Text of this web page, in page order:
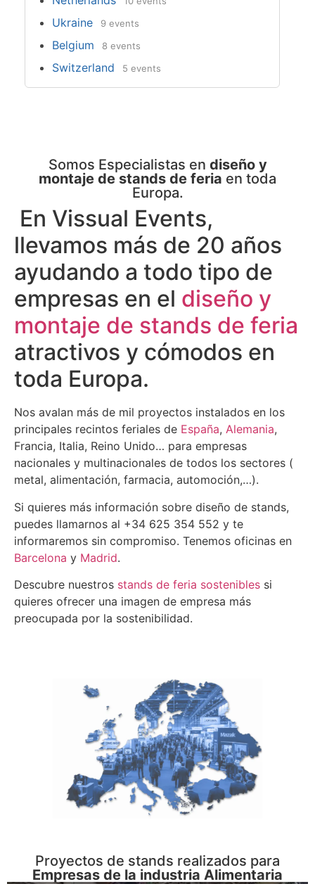
Ukraine 9 events
Belgium 8 events
Switzerland 5 events
Somos Especialistas en diseño y
montaje de stands de feria en toda
Europa.
En Vissual Events,
llevamos más de 20 años
ayudando a todo tipo de
empresas en el diseño y
montaje de stands de feria
atractivos y cómodos en
toda Europa.
Nos avalan más de mil proyectos instalados en los
principales recintos feriales de España, Alemania,
Francia, Italia, Reino Unido… para empresas
nacionales y multinacionales de todos los sectores (
metal, alimentación, farmacia, automoción,…).
Si quieres más información sobre diseño de stands,
puedes llamarnos al +34 625 354 552 y te
informaremos sin compromiso. Tenemos oficinas en
Barcelona y Madrid.
Descubre nuestros stands de feria sostenibles si
quieres ofrecer una imagen de empresa más
preocupada por la sostenibilidad.
Proyectos de stands realizados para
Empresas de la industria Alimentaria